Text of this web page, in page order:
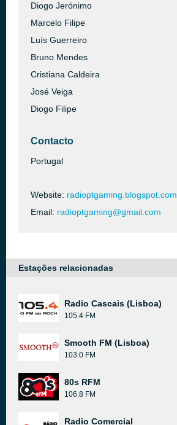
Diogo Jerónimo
Marcelo Filipe
Luís Guerreiro
Bruno Mendes
Cristiana Caldeira
José Veiga
Diogo Filipe
Contacto
Portugal
Website: radioptgaming.blogspot.com
Email: radioptgaming@gmail.com
Estações relacionadas
Radio Cascais (Lisboa)
105.4 FM
Smooth FM (Lisboa)
103.0 FM
80s RFM
106.8 FM
Radio Comercial